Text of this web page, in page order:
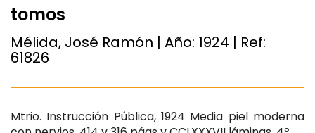
tomos
Mélida, José Ramón | Año: 1924 | Ref:
61826
Mtrio. Instrucción Pública, 1924 Media piel moderna